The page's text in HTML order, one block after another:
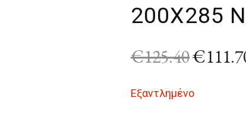
200X285
€125.40€
Εξαντλημένο